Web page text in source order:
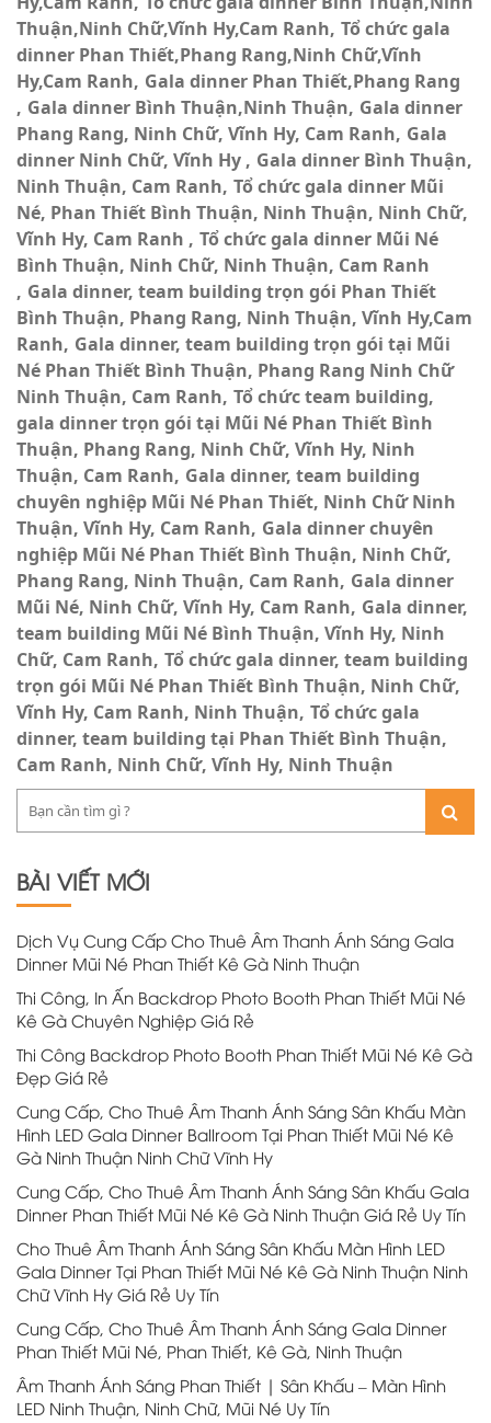
Thuận,Ninh Chữ,Vĩnh Hy,Cam Ranh Tổ chức gala
dinner Phan Thiết,Phang Rang,Ninh Chữ,Vĩnh
Hy,Cam Ranh Gala dinner Phan Thiết,Phang Rang
Gala dinner Bình Thuận,Ninh Thuận Gala dinner
Phang Rang, Ninh Chữ, Vĩnh Hy, Cam Ranh Gala
dinner Ninh Chữ, Vĩnh Hy
Gala dinner Bình Thuận,
Ninh Thuận, Cam Ranh Tổ chức gala dinner Mũi
Né, Phan Thiết Bình Thuận, Ninh Thuận, Ninh Chữ,
Vĩnh Hy, Cam Ranh
Tổ chức gala dinner Mũi Né
Bình Thuận, Ninh Chữ, Ninh Thuận, Cam Ranh
Gala dinner, team building trọn gói Phan Thiết
Bình Thuận, Phang Rang, Ninh Thuận, Vĩnh Hy,Cam
Ranh Gala dinner, team building trọn gói tại Mũi
Né Phan Thiết Bình Thuận, Phang Rang Ninh Chữ
Ninh Thuận, Cam Ranh Tổ chức team building,
gala dinner trọn gói tại Mũi Né Phan Thiết Bình
Thuận, Phang Rang, Ninh Chữ, Vĩnh Hy, Ninh
Thuận, Cam Ranh Gala dinner, team building
chuyên nghiệp Mũi Né Phan Thiết, Ninh Chữ Ninh
Thuận, Vĩnh Hy, Cam Ranh Gala dinner chuyên
nghiệp Mũi Né Phan Thiết Bình Thuận, Ninh Chữ,
Phang Rang, Ninh Thuận, Cam Ranh Gala dinner
Mũi Né, Ninh Chữ, Vĩnh Hy, Cam Ranh Gala dinner,
team building Mũi Né Bình Thuận, Vĩnh Hy, Ninh
Chữ, Cam Ranh Tổ chức gala dinner, team building
trọn gói Mũi Né Phan Thiết Bình Thuận, Ninh Chữ,
Vĩnh Hy, Cam Ranh, Ninh Thuận Tổ chức gala
dinner, team building tại Phan Thiết Bình Thuận,
Cam Ranh, Ninh Chữ, Vĩnh Hy, Ninh Thuận
BÀI VIẾT MỚI
Dịch Vụ Cung Cấp Cho Thuê Âm Thanh Ánh Sáng Gala
Dinner Mũi Né Phan Thiết Kê Gà Ninh Thuận
Thi Công, In Ấn Backdrop Photo Booth Phan Thiết Mũi Né
Kê Gà Chuyên Nghiệp Giá Rẻ
Thi Công Backdrop Photo Booth Phan Thiết Mũi Né Kê Gà
Đẹp Giá Rẻ
Cung Cấp, Cho Thuê Âm Thanh Ánh Sáng Sân Khấu Màn
Hình LED Gala Dinner Ballroom Tại Phan Thiết Mũi Né Kê
Gà Ninh Thuận Ninh Chữ Vĩnh Hy
Cung Cấp, Cho Thuê Âm Thanh Ánh Sáng Sân Khấu Gala
Dinner Phan Thiết Mũi Né Kê Gà Ninh Thuận Giá Rẻ Uy Tín
Cho Thuê Âm Thanh Ánh Sáng Sân Khấu Màn Hình LED
Gala Dinner Tại Phan Thiết Mũi Né Kê Gà Ninh Thuận Ninh
Chữ Vĩnh Hy Giá Rẻ Uy Tín
Cung Cấp, Cho Thuê Âm Thanh Ánh Sáng Gala Dinner
Phan Thiết Mũi Né, Phan Thiết, Kê Gà, Ninh Thuận
Âm Thanh Ánh Sáng Phan Thiết | Sân Khấu – Màn Hình
LED Ninh Thuận, Ninh Chữ, Mũi Né Uy Tín